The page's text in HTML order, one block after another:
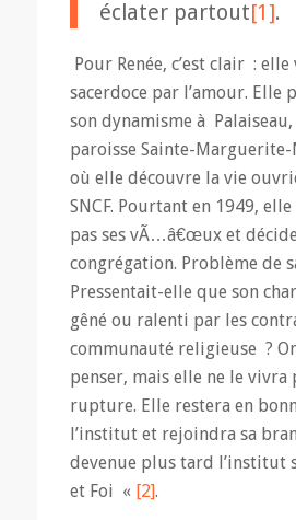
éclater partout[1].
Pour Renée, c’est clair :
sacerdoce par l’amour. Elle
son dynamisme à
paroisse Sainte-Marguerite-
où elle découvre la vie
SNCF. Pourtant en 1949,
pas ses vÃ…â€œux et
congrégation. Problème de
Pressentait-elle que son
gêné ou ralenti par les
communauté religieuse ?
penser, mais elle ne le vivra
rupture. Elle restera en
l’institut et rejoindra sa
devenue plus tard l’institut
et Foi « [2].